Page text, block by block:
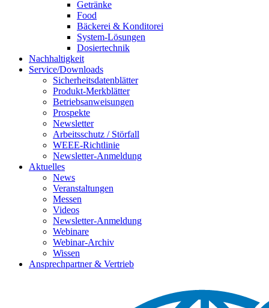
Getränke
Food
Bäckerei & Konditorei
System-Lösungen
Dosiertechnik
Nachhaltigkeit
Service/Downloads
Sicherheitsdatenblätter
Produkt-Merkblätter
Betriebsanweisungen
Prospekte
Newsletter
Arbeitsschutz / Störfall
WEEE-Richtlinie
Newsletter-Anmeldung
Aktuelles
News
Veranstaltungen
Messen
Videos
Newsletter-Anmeldung
Webinare
Webinar-Archiv
Wissen
Ansprechpartner & Vertrieb